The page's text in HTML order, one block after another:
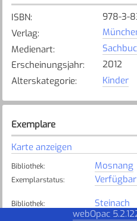
ISBN:
978-3-
Verlag:
Medienart:
Erscheinungsjahr:
2012
Alterskategorie: Kinder
Exemplare
Karte anzeigen
Bibliothek: Mosnang
Exemplarstatus: Verfügbar
Bibliothek: Steinach
Verfügbar
webOpac